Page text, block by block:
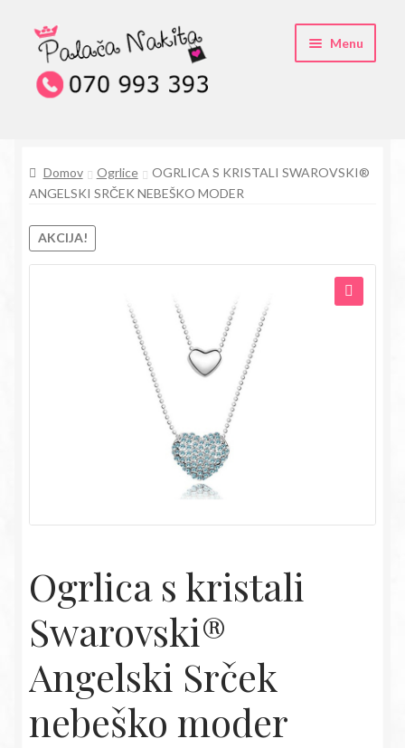
Skip
to
navigation
Skip
to
content
Menu
Pogosta vprašanja
Kontakt
Trgovina
Domov Ogrlice
OGRLICA S KRISTALI SWAROVSKI®
ANGELSKI SRČEK NEBEŠKO MODER
AKCIJA!
Ogrlica s kristali
Swarovski®
Angelski Srček
nebeško moder